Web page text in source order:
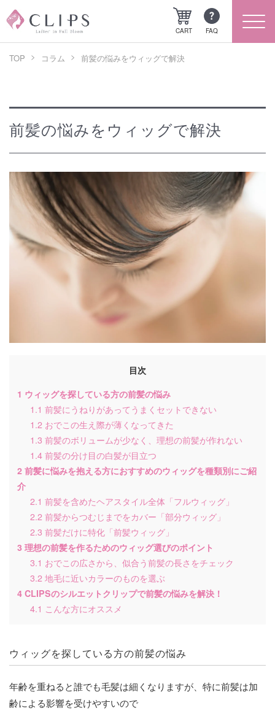
CART FAQ
TOP コラム 前髪の悩みをウィッグで解決
前髪の悩みをウィッグで解決
目次
1 ウィッグを探している方の前髪の悩み
1.1 前髪にうねりがあってうまくセットできない
1.2おでこの生え際が薄くなってきた
1.3 前髪のボリュームが少なく、理想の前髪が作れない
1.4前髪の分け目の白髪が目立つ
2前髪に悩みを抱える方におすすめのウィッグを種類別にご紹
介
2.1 前髪を含めたヘアスタイル全体「フルウィッグ」
2.2前髪からつむじまでをカバー「部分ウィッグ」
2.3 前髪だけに特化「前髪ウィッグ」
3理想の前髪を作るためのウィッグ選びのポイント
3.1 おでこの広さから、似合う前髪の長さをチェック
3.2地毛に近いカラーのものを選ぶ
4CLIPSのシルエットクリップで前髪の悩みを解決！
4.1 こんな方にオススメ
ウィッグを探している方の前髪の悩み
年齢を重ねると誰でも毛髪は細くなりますが、特に前髪は加
齢による影響を受けやすいので